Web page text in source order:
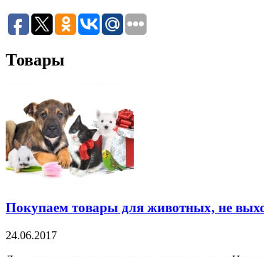
Товары
Покупаем товары для животных, не
24.06.2017